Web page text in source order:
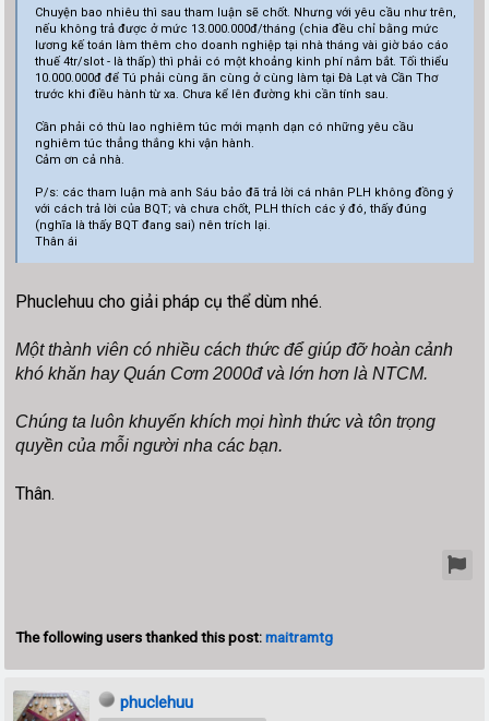
Chuyện bao nhiêu thì sau tham luận sẽ chốt. Nhưng với yêu cầu như trên,
nếu không trả được ở mức 13.000.000đ/tháng (chia đều chỉ bằng mức
lương kế toán làm thêm cho doanh nghiệp tại nhà tháng vài giờ báo cáo
thuế 4tr/slot - là thấp) thì phải có một khoảng kinh phí nắm bắt. Tối thiểu
10.000.000đ để Tú phải cùng ăn cùng ở cùng làm tại Đà Lạt và Cần Thơ
trước khi điều hành từ xa. Chưa kể lên đường khi cần tính sau.
Cần phải có thù lao nghiêm túc mới mạnh dạn có những yêu cầu
nghiêm túc thẳng thắng khi vận hành.
Cảm ơn cả nhà.
P/s: các tham luận mà anh Sáu bảo đã trả lời cá nhân PLH không đồng ý
với cách trả lời của BQT; và chưa chốt, PLH thích các ý đó, thấy đúng
(nghĩa là thấy BQT đang sai) nên trích lại.
Thân ái
Phuclehuu cho giải pháp cụ thể dùm nhé.
Một thành viên có nhiều cách thức để giúp đỡ hoàn cảnh
khó khăn hay Quán Cơm 2000đ và lớn hơn là NTCM.
Chúng ta luôn khuyến khích mọi hình thức và tôn trọng
quyền của mỗi người nha các bạn.
Thân.
The following users thanked this post:maitramtg
phuclehuu